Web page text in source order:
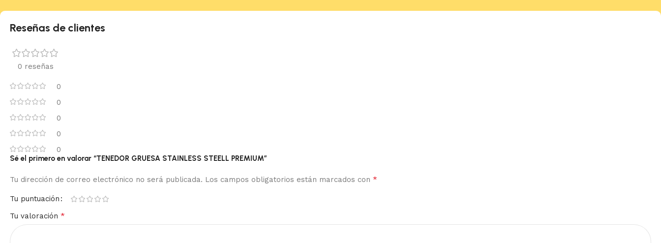
Reseñas de clientes
0 reseñas
0
0
0
0
0
Sé el primero en valorar “TENEDOR GRUESA STAINLESS STEELL PREMIUM”
Tu dirección de correo electrónico no será publicada. Los campos obligatorios están marcados con *
Tu puntuación
Tu valoración *